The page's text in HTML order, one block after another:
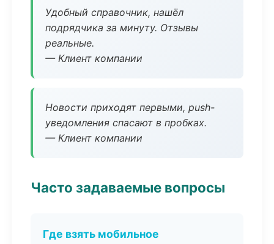
Удобный справочник, нашёл
подрядчика за минуту. Отзывы
реальные.
— Клиент компании
Новости приходят первыми, push-
уведомления спасают в пробках.
— Клиент компании
Часто задаваемые вопросы
Где взять мобильное